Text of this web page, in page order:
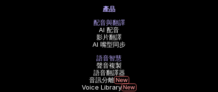
產品
配音與翻譯
AI 配音
影片翻譯
AI 嘴型同步
語音智慧
聲音複製
語音翻譯器
音訊分離
Voice Library